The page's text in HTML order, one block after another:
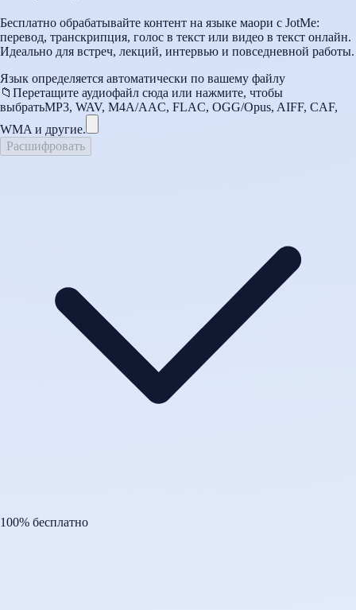
Бесплатно обрабатывайте контент на языке маори с JotMe:
перевод, транскрипция, голос в текст или видео в текст онлайн.
Идеально для встреч, лекций, интервью и повседневной работы.
Язык определяется автоматически по вашему файлу
📁 Перетащите аудиофайл сюда или нажмите, чтобы
выбратьMP3, WAV, M4A/AAC, FLAC, OGG/Opus, AIFF, CAF,
WMA и другие.
Расшифровать
100% бесплатно